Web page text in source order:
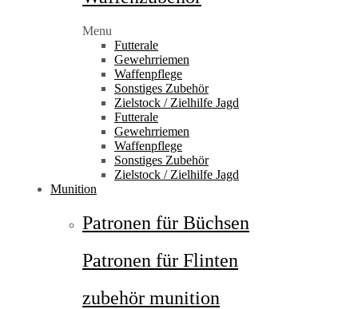
Menu
Futterale
Gewehrriemen
Waffenpflege
Sonstiges Zubehör
Zielstock / Zielhilfe Jagd
Futterale
Gewehrriemen
Waffenpflege
Sonstiges Zubehör
Zielstock / Zielhilfe Jagd
Munition
Patronen für Büchsen
Patronen für Flinten
zubehör munition